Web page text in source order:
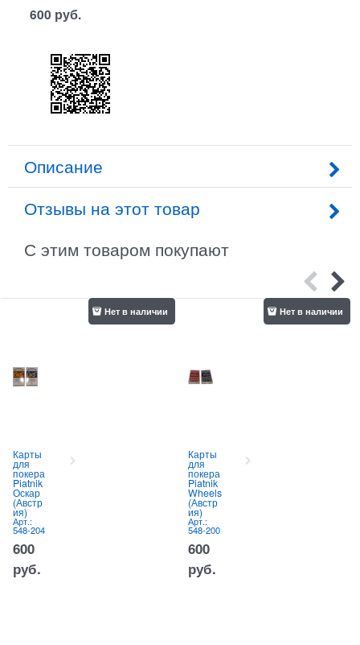
600 руб.
Описание
Отзывы на этот товар
С этим товаром покупают
Карты
для
покера
Piatnik
Оскар
(Австр
ия)
Арт.:
548-204
600
руб.
Нет в наличии
Карты
для
покера
Piatnik
Wheels
(Австр
ия)
Арт.:
548-200
600
руб.
Нет в наличии